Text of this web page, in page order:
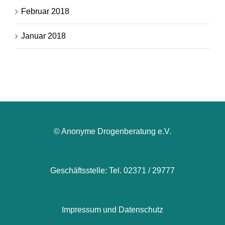
Februar 2018
Januar 2018
© Anonyme Drogenberatung e.V.
Geschäftsstelle: Tel. 02371 / 29777
Impressum und Datenschutz